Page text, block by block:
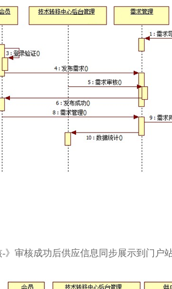
审核成功后供应信息同步展示到门户